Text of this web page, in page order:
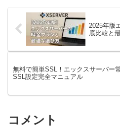
2025年版
底比較と
無料で簡単SSL！エックスサーバー
SSL設定完全マニュアル
コメント